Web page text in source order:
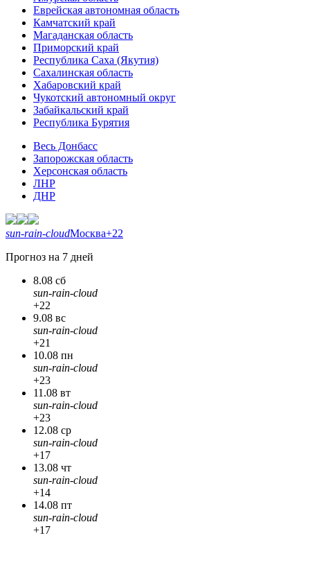
Еврейская автономная область
Камчатский край
Магаданская область
Приморский край
Республика Саха (Якутия)
Сахалинская область
Хабаровский край
Чукотский автономный округ
Забайкальский край
Республика Бурятия
Весь Донбасс
Запорожская область
Херсонская область
ЛНР
ДНР
sun-rain-cloudМосква+22
Прогноз на 7 дней
8.08 сб
sun-rain-cloud
+22
9.08 вс
sun-rain-cloud
+21
10.08 пн
sun-rain-cloud
+23
11.08 вт
sun-rain-cloud
+23
12.08 ср
sun-rain-cloud
+17
13.08 чт
sun-rain-cloud
+14
14.08 пт
sun-rain-cloud
+17